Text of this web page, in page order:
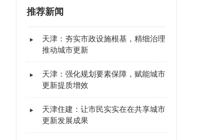
推荐新闻
天津：夯实市政设施根基，精细治理
推动城市更新
天津：强化规划要素保障，赋能城市
更新提质增效
天津住建：让市民实实在在共享城市
更新发展成果